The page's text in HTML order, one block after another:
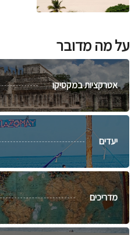
על מה מדובר
אטרקציות במקסיקו
יעדים
מדריכים